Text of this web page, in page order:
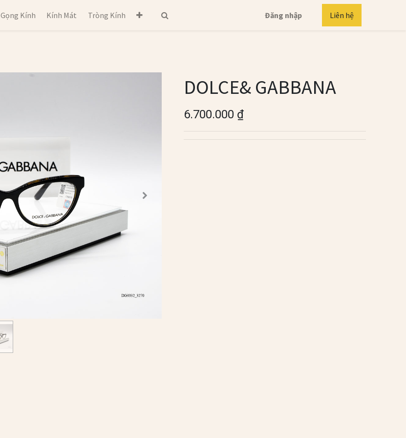
Gọng Kính Kính Mát Tròng Kính Đăng nhập Liên hệ
DOLCE& GABBANA
6.700.000 ₫